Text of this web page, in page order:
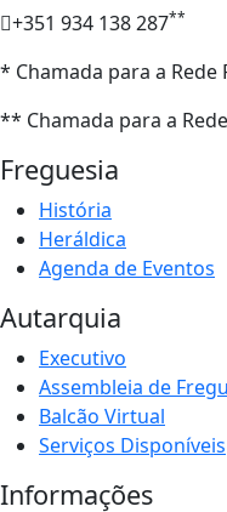
+351 934 138 287**
* Chamada para a Rede
** Chamada para a
Freguesia
História
Heráldica
Agenda de Eventos
Autarquia
Executivo
Assembleia de
Balcão Virtual
Serviços Disponíveis
Informações